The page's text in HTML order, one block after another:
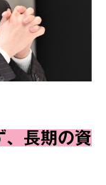
、長期の資